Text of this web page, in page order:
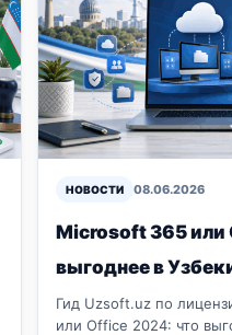
НОВОСТИ 08.06.2026
Microsoft 365 или
выгоднее в
Гид Uzsoft.uz по
или Office 2024: что